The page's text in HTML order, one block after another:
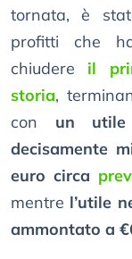
tornata, è
profitti che
chiudere il
storia,
con un
decisamente
euro circa
mentre l’utile
ammontato a